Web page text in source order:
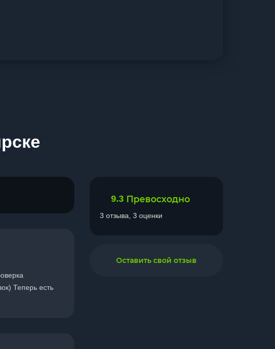
Теперь есть
9.3 Превосходно
3 отзыва, 3 оценки
Оставить свой отзыв